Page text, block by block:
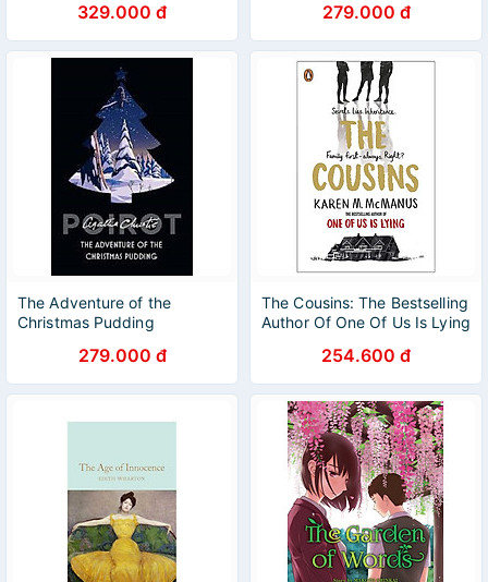
329.000 đ 279.000 đ
The Adventure of the
Christmas Pudding
279.000 đ
The Cousins: The Bestselling
Author Of One Of Us Is Lying
254.600 đ